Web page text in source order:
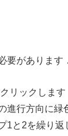
要がありま
リックします
行方向に緑
1と2を繰り返